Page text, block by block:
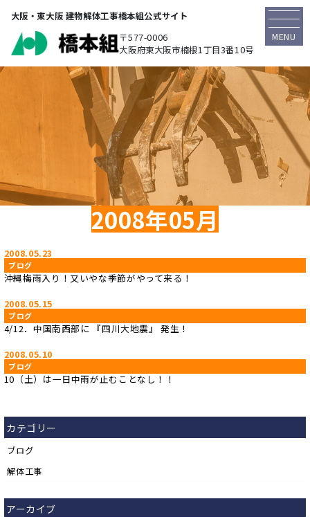
大阪・東大阪 建物解体工事橋本組公式サイト
〒577-0006
大阪府東大阪市楠根1丁目3番10号
MENU
2008年05月
2008.05.23
ブログ
沖縄梅雨入り！又いやな季節がやって来る！
2008.05.15
ブログ
4/12．中国南西部に 『四川大地震』 発生！
2008.05.10
ブログ
10（土）は一日中雨が止むことなし！！
カテゴリー
ブログ
解体工事
アーカイブ